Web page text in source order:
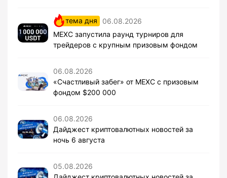
тема дня
06.08.2026
MEXC запустила раунд турниров для
трейдеров с крупным призовым фондом
06.08.2026
«Счастливый забег» от MEXC с призовым
фондом $200 000
06.08.2026
Дайджест криптовалютных новостей за
ночь 6 августа
05.08.2026